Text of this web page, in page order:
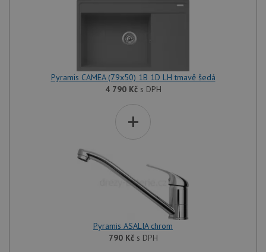
Pyramis CAMEA (79x50) 1B 1D LH tmavě šedá
4 790 Kčs DPH
+
Pyramis ASALIA chrom
790 Kčs DPH